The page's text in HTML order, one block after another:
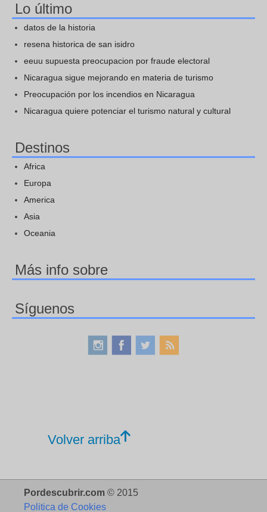
Lo último
datos de la historia
resena historica de san isidro
eeuu supuesta preocupacion por fraude electoral
Nicaragua sigue mejorando en materia de turismo
Preocupación por los incendios en Nicaragua
Nicaragua quiere potenciar el turismo natural y cultural
Destinos
Africa
Europa
America
Asia
Oceania
Más info sobre
Síguenos
Volver arriba
Pordescubrir.com © 2015
Politica de Cookies